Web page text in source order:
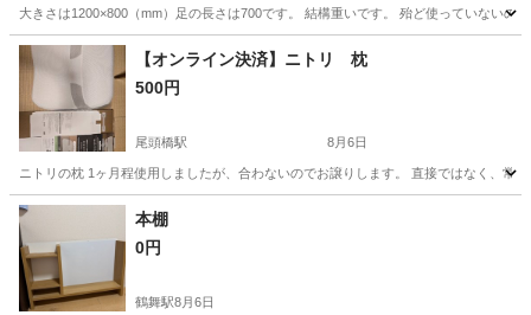
大きさは1200×800（mm）足の長さは700です。 結構重いです。 殆ど使っていない
愛知 名古屋市 名古屋城駅 テーブル
【オンライン決済】ニトリ 枕
500円
尾頭橋駅 8月6日
ニトリの枕 1ヶ月程使用しましたが、合わないのでお譲りします。 直接ではなく、
愛知 名古屋市 尾頭橋駅
本棚
0円
鶴舞駅8月6日